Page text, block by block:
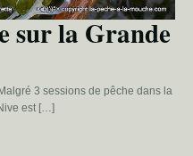
sur la Grande
3 sessions de pêche dans la
est […]